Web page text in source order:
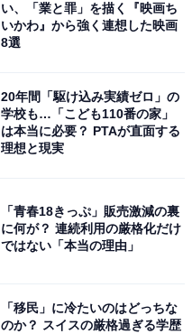
い、「業と罪」を描く『映画ち
いかわ』から強く連想した映画
8選
20年間「駆け込み実績ゼロ」の
学校も…「こども110番の家」
は本当に必要？ PTAが直面する
理想と現実
「青春18きっぷ」販売激減の裏
に何が？ 連続利用の厳格化だけ
ではない「本当の理由」
「移民」に冷たいのはどっちな
のか？ スイスの厳格過ぎる学歴